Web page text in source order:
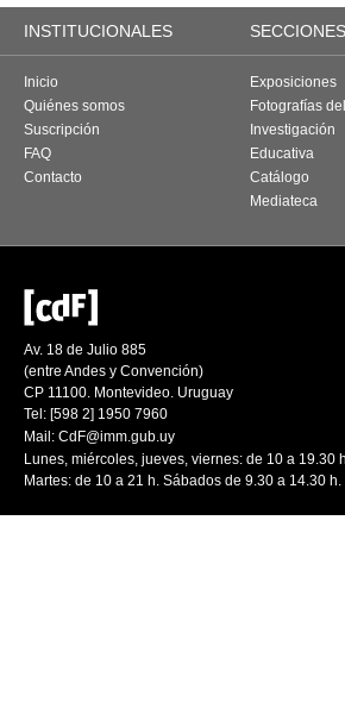
INSTITUCIONALES SECCIONES
Inicio
Quiénes somos
Suscripción
FAQ
Contacto
Exposiciones
Fotografías
Investigación
Educativa
Catálogo
Mediateca
Av. 18 de Julio 885
(entre Andes y Convención)
CP 11100. Montevideo. Uruguay
Tel: [598 2] 1950 7960
Mail: CdF@imm.gub.uy
Lunes, miércoles, jueves, viernes: de 10 a 19.30
Martes: de 10 a 21 h. Sábados de 9.30 a 14.30 h.